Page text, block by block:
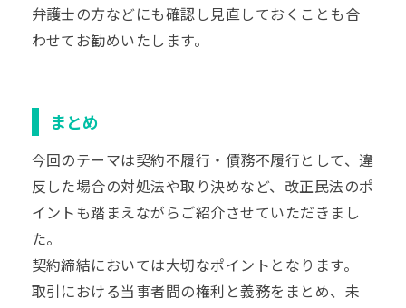
弁護士の方などにも確認し見直しておくことも合
わせてお勧めいたします。
まとめ
今回のテーマは契約不履行・債務不履行として、違
反した場合の対処法や取り決めなど、改正民法のポ
イントも踏まえながらご紹介させていただきまし
た。
契約締結においては大切なポイントとなります。
取引における当事者間の権利と義務をまとめ、未